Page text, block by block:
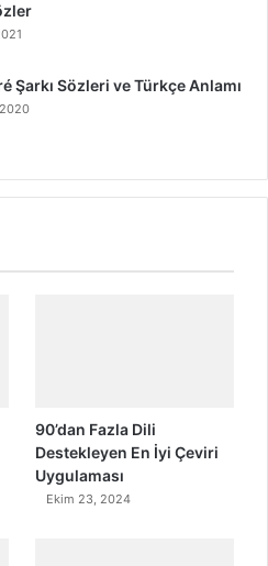
Şarkı Sözleri ve Türkçe Anlamı
90’dan Fazla Dili
Destekleyen En İyi Çeviri
Uygulaması
Ekim 23, 2024